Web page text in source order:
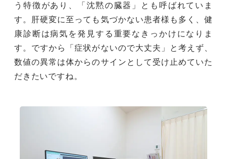
う特徴があり、「沈黙の臓器」とも呼ばれていま
す。肝硬変に至っても気づかない患者様も多く、健
康診断は病気を発見する重要なきっかけになりま
す。ですから「症状がないので大丈夫」と考えず、
数値の異常は体からのサインとして受け止めていた
だきたいですね。